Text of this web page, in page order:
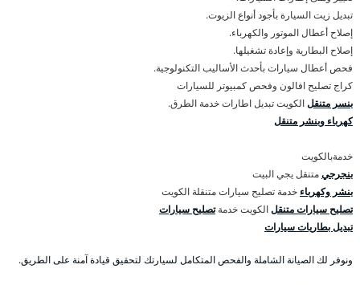
تبديل زيت السيارة بأجود أنواع الزيوت.
إصلاح أعطال الموتور والكهرباء.
إصلاح البطارية وإعادة تشغيلها.
فحص أعطال سيارات بأحدث الأساليب التكنولوجية.
كراج تصليح افالون وفحص كمبيوتر للسيارات
بنسر متنقلالكويت تبديل اطارات خدمة الطرق.
كهرباء وبنشر متنقل
خدمةبالكويت
بنجرجيمتنقل يجي البيت
بنشر وكهرباء خدمة تصليح سيارات متنقلة الكويت
تصليح سيارات متنقلالكويت خدمةتصليح سيارات
تبديل بطاريات سيارات
ونوفر لك الصيانة الشاملة والفحص المتكامل لسيارتك لتحقيق قيادة آمنة على الطريق.